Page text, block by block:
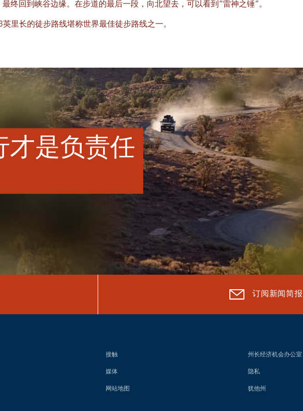
终回到峡谷边缘。在步道的最后一段，向北望去，可以看到“雷神之锤”。
英里长的徒步路线堪称世界最佳徒步路线之一。
才是负责任
订阅新闻简报
接触 州长经济机会办公室
媒体 隐私
网站地图 犹他州